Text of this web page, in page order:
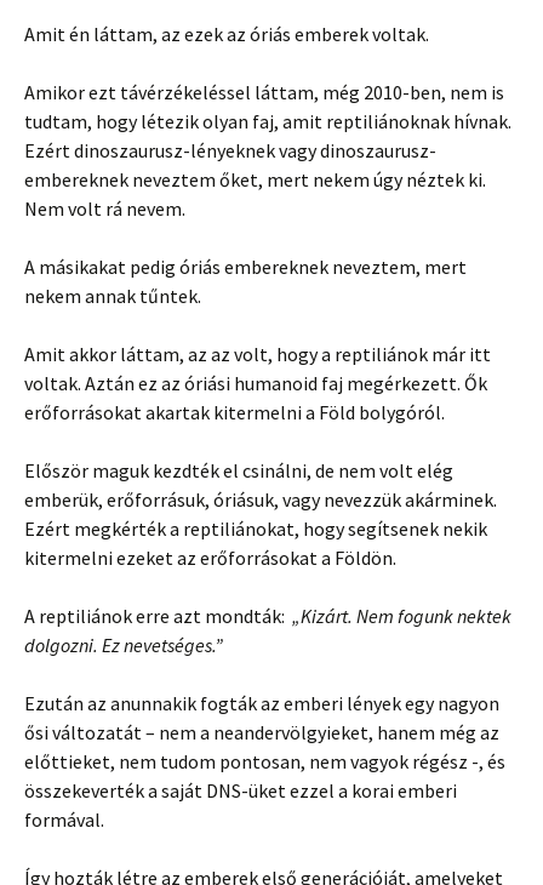
Amit én láttam, az ezek az óriás emberek voltak.
Amikor ezt távérzékeléssel láttam, még 2010-ben, nem is
tudtam, hogy létezik olyan faj, amit reptiliánoknak hívnak.
Ezért dinoszaurusz-lényeknek vagy dinoszaurusz-
embereknek neveztem őket, mert nekem úgy néztek ki.
Nem volt rá nevem.
A másikakat pedig óriás embereknek neveztem, mert
nekem annak tűntek.
Amit akkor láttam, az az volt, hogy a reptiliánok már itt
voltak. Aztán ez az óriási humanoid faj megérkezett. Ők
erőforrásokat akartak kitermelni a Föld bolygóról.
Először maguk kezdték el csinálni, de nem volt elég
emberük, erőforrásuk, óriásuk, vagy nevezzük akárminek.
Ezért megkérték a reptiliánokat, hogy segítsenek nekik
kitermelni ezeket az erőforrásokat a Földön.
A reptiliánok erre azt mondták: „Kizárt. Nem fogunk nektek
dolgozni. Ez nevetséges.”
Ezután az anunnakik fogták az emberi lények egy nagyon
ősi változatát – nem a neandervölgyieket, hanem még az
előttieket, nem tudom pontosan, nem vagyok régész -, és
összekeverték a saját DNS-üket ezzel a korai emberi
formával.
Így hozták létre az emberek első generációját, amelyeket